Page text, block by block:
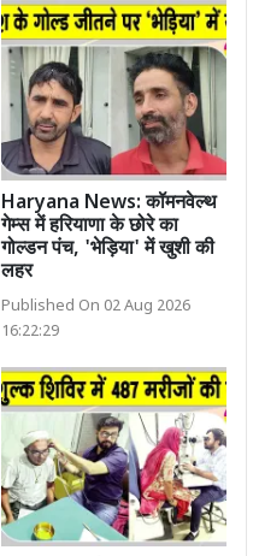
Haryana News: कॉमनवेल्थ
गेम्स में हरियाणा के छोरे का
गोल्डन पंच, 'भेड़िया' में खुशी की
लहर
Published On 02 Aug 2026
16:22:29